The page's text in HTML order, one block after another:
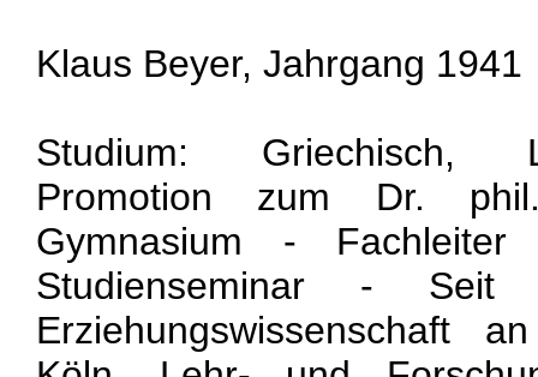
Klaus Beyer, Jahrgang 1941
Studium: Griechisch,
Promotion zum Dr.
Gymnasium -
Studienseminar -
Erziehungswissenschaft